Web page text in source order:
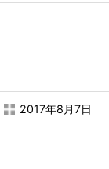
2017年8月7日